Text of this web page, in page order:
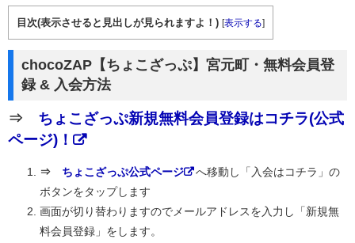
目次(表示させると見出しが見られますよ！) [表示する]
chocoZAP【ちょこざっぷ】宮元町・無料会員登
録 & 入会方法
⇒ ちょこざっぷ新規無料会員登録はコチラ(公式
ページ)！
⇒ ちょこざっぷ公式ページ
へ移動し「入会はコチラ」の
ボタンをタップします
画面が切り替わりますのでメールアドレスを入力し「新規無
料会員登録」をします。